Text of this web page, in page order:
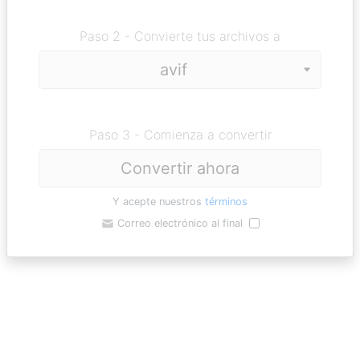
Paso 2 - Convierte tus archivos a
Paso 3 - Comienza a convertir
Convertir ahora
Y acepte nuestros términos
Correo electrónico al final